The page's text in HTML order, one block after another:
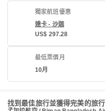
獨家航班優惠
達卡 - 沙迦
US$ 297.28
最低票價月
10月
找到最佳旅行並獲得完美的旅